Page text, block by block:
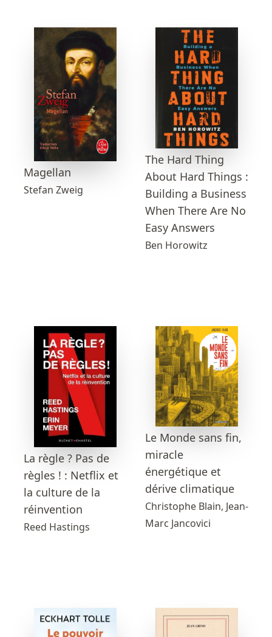
Magellan
Stefan Zweig
The Hard Thing
About Hard Things :
Building a Business
When There Are No
Easy Answers
Ben Horowitz
La règle ? Pas de
règles ! : Netflix et
la culture de la
réinvention
Reed Hastings
Le Monde sans fin,
miracle
énergétique et
dérive climatique
Christophe Blain, Jean-
Marc Jancovici